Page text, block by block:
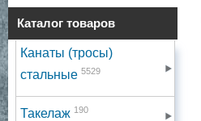
Каталог товаров
Канаты (тросы)
стальные 5529
Такелаж 190